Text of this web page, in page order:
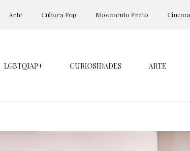
Arte Cultura Pop Movimento Preto Cinema
LGBTQIAP+ CURIOSIDADES ARTE